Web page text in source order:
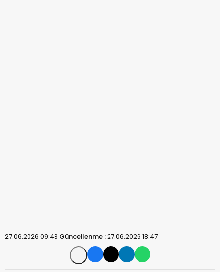
27.06.2026 09:43 Güncellenme :27.06.2026 18:47